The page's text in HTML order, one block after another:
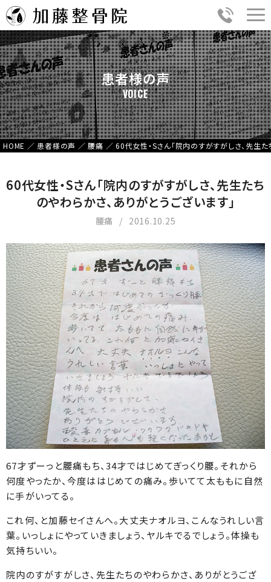
患者様の声
VOICE
HOME ／ 患者様の声 ／腰痛 ／ 60代女性・Sさん「院内のすがすがしさ、先生
60代女性・Sさん「院内のすがすがしさ、先生たち
のやわらかさ、ありがとうございます」
腰痛 2016.10.25
67才ずーっと腰痛もち、34才ではじめてぎっくり腰。それから
何度やったか、今度ははじめての痛み。歩いてて太ももに自然
に手がいってる。
これ何、と加藤セイさんへ。大丈夫ナオルヨ、こんなうれしい言
葉。いっしょにやっていきましょう、ヤルキでるでしょう。体操も
気持ちいい。
院内のすがすがしさ、先生たちのやわらかさ、ありがとうござ